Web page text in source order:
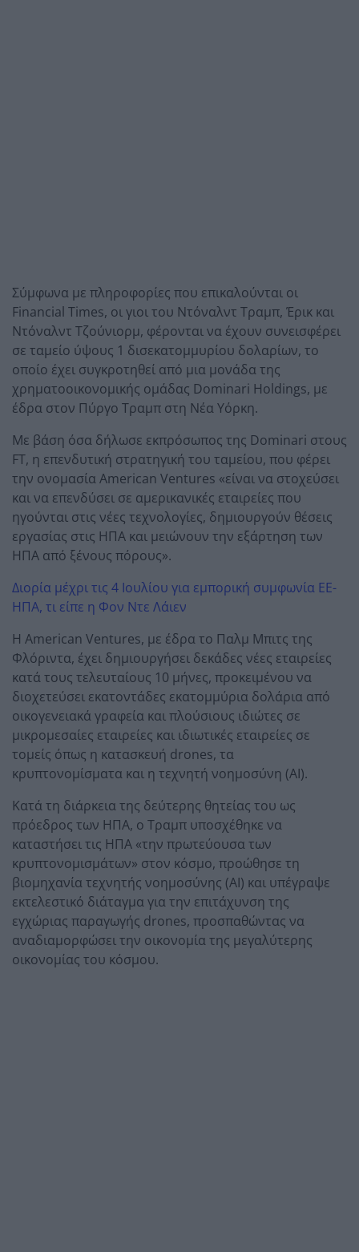
Σύμφωνα με πληροφορίες που επικαλούνται οι
Financial Times, οι γιοι του Ντόναλντ Τραμπ, Έρικ και
Ντόναλντ Τζούνιορμ, φέρονται να έχουν συνεισφέρει
σε ταμείο ύψους 1 δισεκατομμυρίου δολαρίων, το
οποίο έχει συγκροτηθεί από μια μονάδα της
χρηματοοικονομικής ομάδας Dominari Holdings, με
έδρα στον Πύργο Τραμπ στη Νέα Υόρκη.
Με βάση όσα δήλωσε εκπρόσωπος της Dominari στους
FT, η επενδυτική στρατηγική του ταμείου, που φέρει
την ονομασία American Ventures «είναι να στοχεύσει
και να επενδύσει σε αμερικανικές εταιρείες που
ηγούνται στις νέες τεχνολογίες, δημιουργούν θέσεις
εργασίας στις ΗΠΑ και μειώνουν την εξάρτηση των
ΗΠΑ από ξένους πόρους».
Διορία μέχρι τις 4 Ιουλίου για εμπορική συμφωνία ΕΕ-
ΗΠΑ, τι είπε η Φον Ντε Λάιεν
Η American Ventures, με έδρα το Παλμ Μπιτς της
Φλόριντα, έχει δημιουργήσει δεκάδες νέες εταιρείες
κατά τους τελευταίους 10 μήνες, προκειμένου να
διοχετεύσει εκατοντάδες εκατομμύρια δολάρια από
οικογενειακά γραφεία και πλούσιους ιδιώτες σε
μικρομεσαίες εταιρείες και ιδιωτικές εταιρείες σε
τομείς όπως η κατασκευή drones, τα
κρυπτονομίσματα και η τεχνητή νοημοσύνη (AI).
Κατά τη διάρκεια της δεύτερης θητείας του ως
πρόεδρος των ΗΠΑ, ο Τραμπ υποσχέθηκε να
καταστήσει τις ΗΠΑ «την πρωτεύουσα των
κρυπτονομισμάτων» στον κόσμο, προώθησε τη
βιομηχανία τεχνητής νοημοσύνης (AI) και υπέγραψε
εκτελεστικό διάταγμα για την επιτάχυνση της
εγχώριας παραγωγής drones, προσπαθώντας να
αναδιαμορφώσει την οικονομία της μεγαλύτερης
οικονομίας του κόσμου.